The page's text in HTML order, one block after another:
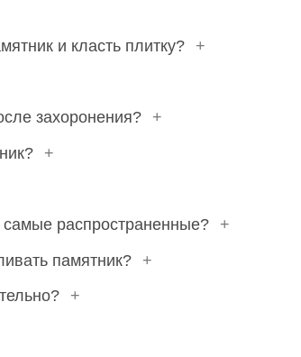
и класть плитку?
+
захоронения?
+
+
самые распространенные?
+
памятник?
+
+